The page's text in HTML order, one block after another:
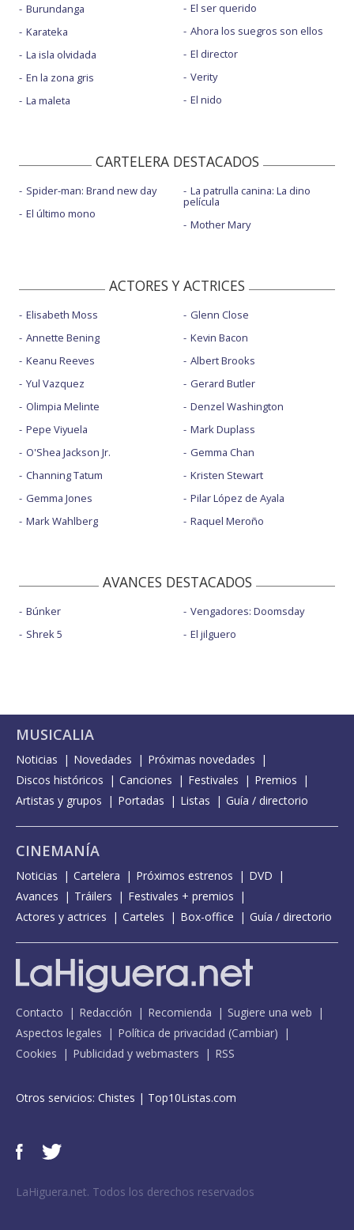
Burundanga
Karateka
La isla olvidada
En la zona gris
La maleta
El ser querido
Ahora los suegros son ellos
El director
Verity
El nido
CARTELERA DESTACADOS
Spider-man: Brand new day
El último mono
La patrulla canina: La dino
película
Mother Mary
ACTORES Y ACTRICES
Elisabeth Moss
Annette Bening
Keanu Reeves
Yul Vazquez
Olimpia Melinte
Pepe Viyuela
O'Shea Jackson Jr.
Channing Tatum
Gemma Jones
Mark Wahlberg
Glenn Close
Kevin Bacon
Albert Brooks
Gerard Butler
Denzel Washington
Mark Duplass
Gemma Chan
Kristen Stewart
Pilar López de Ayala
Raquel Meroño
AVANCES DESTACADOS
Búnker
Shrek 5
Vengadores: Doomsday
El jilguero
MUSICALIA
Noticias Novedades
Próximas novedades
Discos históricos
Canciones Festivales
Premios
Artistas y grupos
Portadas Listas Guía / directorio
CINEMANÍA
Noticias Cartelera Próximos estrenos
DVD
Avances
Tráilers
Festivales + premios
Actores y actrices
Carteles Box-office Guía / directorio
Contacto Redacción Recomienda
Sugiere una web
Aspectos legales
Política de privacidad (Cambiar)
Cookies
Publicidad y webmasters RSS
Otros servicios: Chistes | Top10Listas.com
LaHiguera.net. Todos los derechos reservados